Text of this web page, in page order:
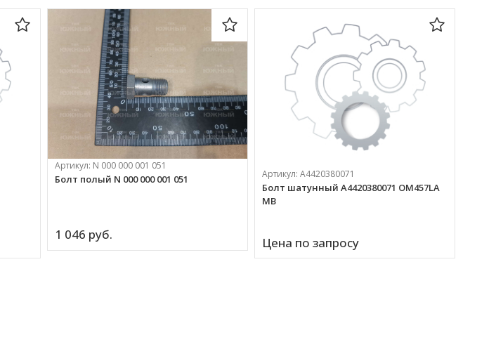
Артикул: N 000 000 001 051
Болт полый N 000 000 001 051
1 046 руб.
Артикул: А4420380071
Болт шатунный А4420380071 ОМ457LA
MB
Цена по запросу